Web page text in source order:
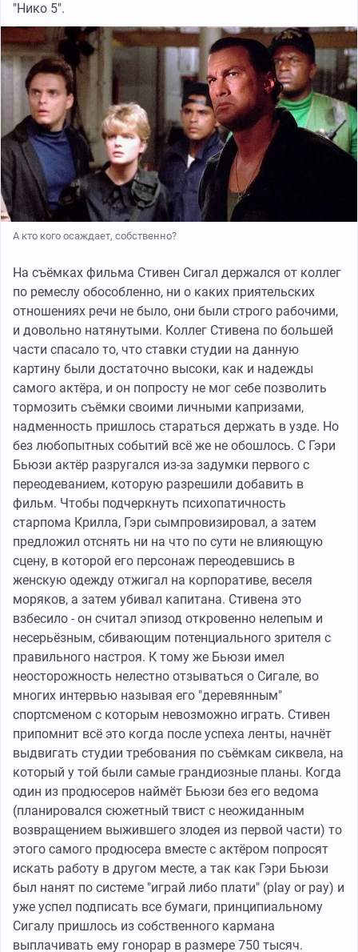
"Нико 5".
А кто кого осаждает, собственно?
На съёмках фильма Стивен Сигал держался от коллег
по ремеслу обособленно, ни о каких приятельских
отношениях речи не было, они были строго рабочими,
и довольно натянутыми. Коллег Стивена по большей
части спасало то, что ставки студии на данную
картину были достаточно высоки, как и надежды
самого актёра, и он попросту не мог себе позволить
тормозить съёмки своими личными капризами,
надменность пришлось стараться держать в узде. Но
без любопытных событий всё же не обошлось. С Гэри
Бьюзи актёр разругался из-за задумки первого с
переодеванием, которую разрешили добавить в
фильм. Чтобы подчеркнуть психопатичность
старпома Крилла, Гэри сымпровизировал, а затем
предложил отснять ни на что по сути не влияющую
сцену, в которой его персонаж переодевшись в
женскую одежду отжигал на корпоративе, веселя
моряков, а затем убивал капитана. Стивена это
взбесило - он считал эпизод откровенно нелепым и
несерьёзным, сбивающим потенциального зрителя с
правильного настроя. К тому же Бьюзи имел
неосторожность нелестно отзываться о Сигале, во
многих интервью называя его "деревянным"
спортсменом с которым невозможно играть. Стивен
припомнит всё это когда после успеха ленты, начнёт
выдвигать студии требования по съёмкам сиквела, на
который у той были самые грандиозные планы. Когда
один из продюсеров наймёт Бьюзи без его ведома
(планировался сюжетный твист с неожиданным
возвращением выжившего злодея из первой части) то
этого самого продюсера вместе с актёром попросят
искать работу в другом месте, а так как Гэри Бьюзи
был нанят по системе "играй либо плати" (play or pay) и
уже успел подписать все бумаги, принципиальному
Сигалу пришлось из собственного кармана
выплачивать ему гонорар в размере 750 тысяч.